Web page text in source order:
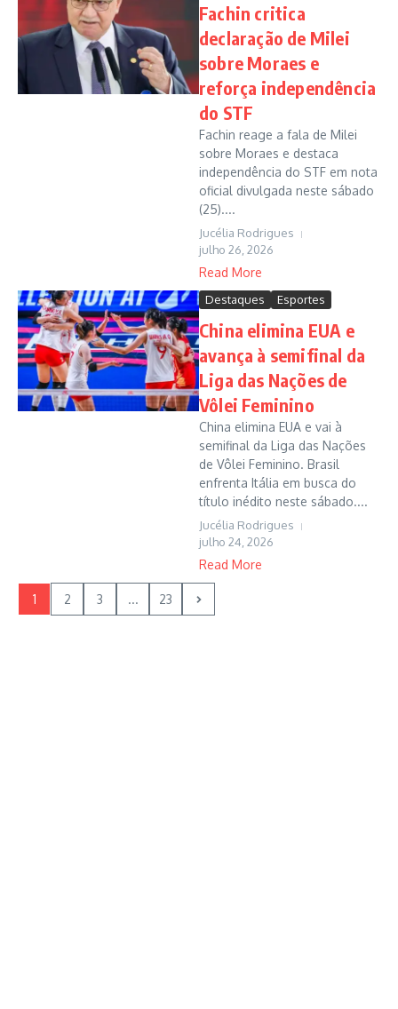
Fachin critica
declaração de Milei
sobre Moraes e
reforça independência
do STF
Fachin reage a fala de Milei
sobre Moraes e destaca
independência do STF em nota
oficial divulgada neste sábado
(25)....
Jucélia Rodrigues
julho 26, 2026
Read More
Destaques Esportes
China elimina EUA e
avança à semifinal da
Liga das Nações de
Vôlei Feminino
China elimina EUA e vai à
semifinal da Liga das Nações
de Vôlei Feminino. Brasil
enfrenta Itália em busca do
título inédito neste sábado....
Jucélia Rodrigues
julho 24, 2026
Read More
1 2 3 ... 23